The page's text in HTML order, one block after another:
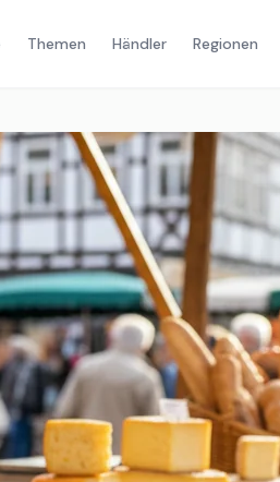
Themen Händler Regionen